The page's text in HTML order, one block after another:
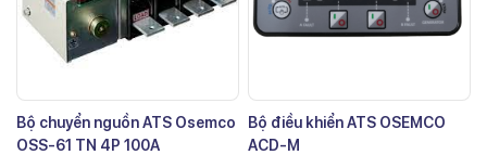
Bộ chuyển nguồn ATS Osemco
OSS-61 TN 4P 100A
Bộ điều khiển ATS OSEMCO
ACD-M